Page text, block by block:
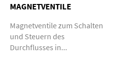
MAGNETVENTILE
Magnetventile zum Schalten
und Steuern des
Durchflusses in...